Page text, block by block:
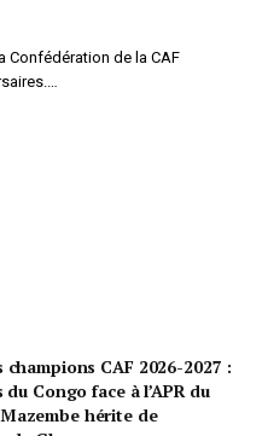
Confédération de la CAF
champions CAF 2026-2027 :
Congo face à l’APR du
hérite de